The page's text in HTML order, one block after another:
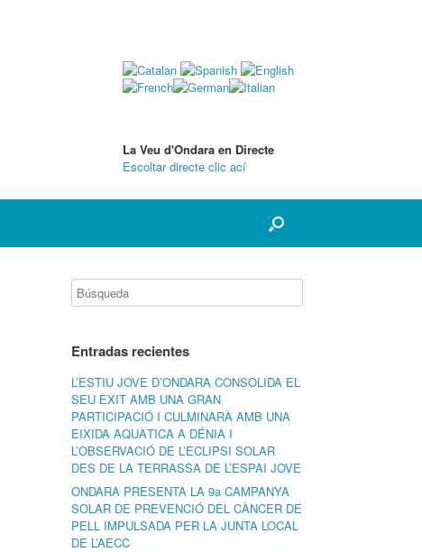
La Veu d'Ondara en Directe
Escoltar directe clic ací
Entradas recientes
L’ESTIU JOVE D’ONDARA CONSOLIDA EL
SEU ÈXIT AMB UNA GRAN
PARTICIPACIÓ I CULMINARÀ AMB UNA
EIXIDA AQUÀTICA A DÉNIA I
L’OBSERVACIÓ DE L’ECLIPSI SOLAR
DES DE LA TERRASSA DE L’ESPAI JOVE
ONDARA PRESENTA LA 9a CAMPANYA
SOLAR DE PREVENCIÓ DEL CÀNCER DE
PELL IMPULSADA PER LA JUNTA LOCAL
DE L’AECC